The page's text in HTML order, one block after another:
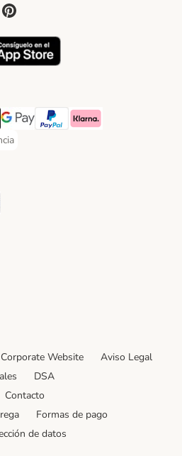
Payment Method
Payment Method
Google Pay Payment Method
PayPal Payment Method
Klarna Payment Method
Payment Method
Method
Method
paack Shipping Method
Corporate Website
Aviso Legal
DSA
Contacto
Formas de pago
de datos